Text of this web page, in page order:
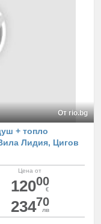
От rio.bg
+ топло
Лидия, Цигов
Цена от
12000
€
23470
лв